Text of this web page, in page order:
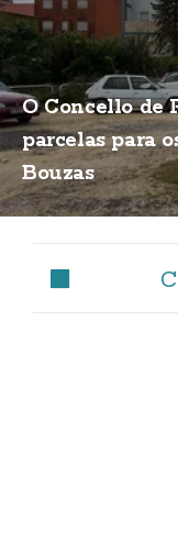
O Concello de
parcelas para
Bouzas